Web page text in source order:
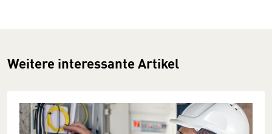
Weitere interessante Artikel